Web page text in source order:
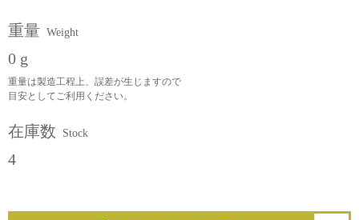
重量 Weight
0 g
重量は製造工程上、誤差が生じますので
目安としてご利用ください。
在庫数 Stock
4